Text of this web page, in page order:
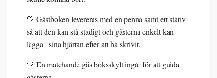
🤍 Gästboken levereras med en penna samt ett stativ
så att den kan stå stadigt och gästerna enkelt kan
lägga i sina hjärtan efter att ha skrivit.
🤍 En matchande gästboksskylt ingår för att guida